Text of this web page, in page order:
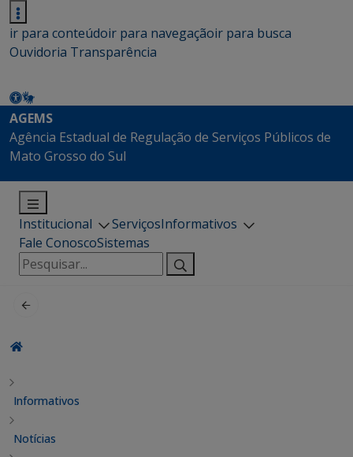
ir para conteúdoir para navegaçãoir para busca
Ouvidoria Transparência
AGEMS
Agência Estadual de Regulação de Serviços Públicos de
Mato Grosso do Sul
Institucional ServiçosInformativos
Fale ConoscoSistemas
Pesquisar
por:
Informativos
Notícias